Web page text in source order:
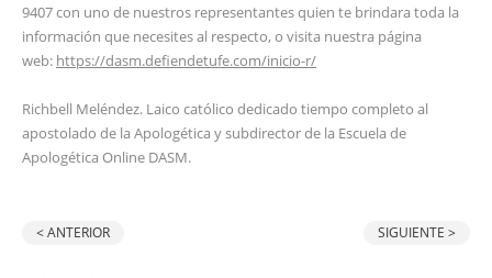
9407 con uno de nuestros representantes quien te brindara toda la
información que necesites al respecto, o visita nuestra página
web: https://dasm.defiendetufe.com/inicio-r/
Richbell Meléndez. Laico católico dedicado tiempo completo al
apostolado de la Apologética y subdirector de la Escuela de
Apologética Online DASM.
< ANTERIOR SIGUIENTE >